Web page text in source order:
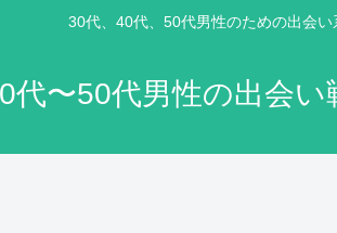
30代、40代、50代男性のための出会い
代〜50代男性の出会い